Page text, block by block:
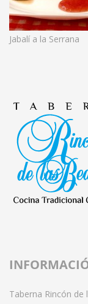
Jabalí a la Serrana
Taberna Rincón de